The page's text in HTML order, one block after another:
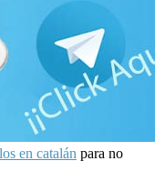
en catalán para no